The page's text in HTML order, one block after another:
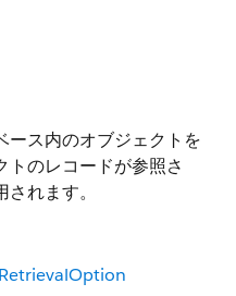
ース内のオブジェクトを
トのレコードが参照さ
れます。